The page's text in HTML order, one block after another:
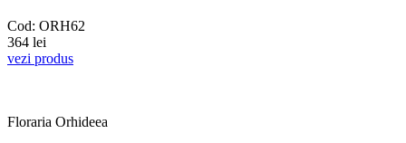
Cod: ORH62
364 lei
vezi produs
Floraria Orhideea